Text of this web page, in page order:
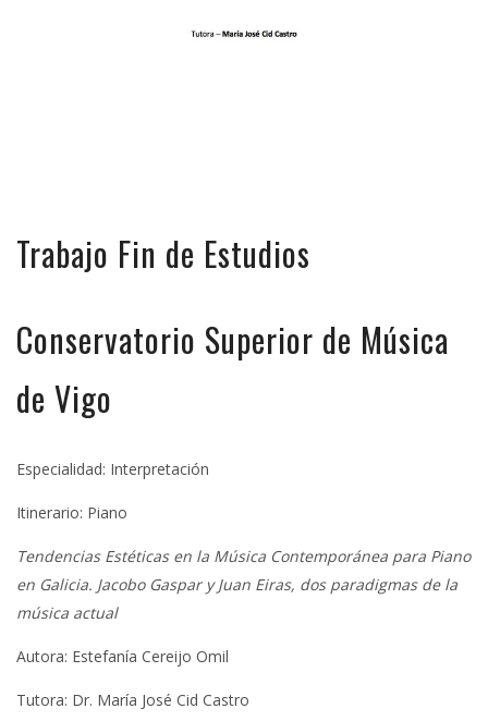
Trabajo Fin de Estudios
Conservatorio Superior de Música
de Vigo
Especialidad: Interpretación
Itinerario: Piano
Tendencias Estéticas en la Música Contemporánea para Piano
en Galicia. Jacobo Gaspar y Juan Eiras, dos paradigmas de la
música actual
Autora: Estefanía Cereijo Omil
Tutora: Dr. María José Cid Castro